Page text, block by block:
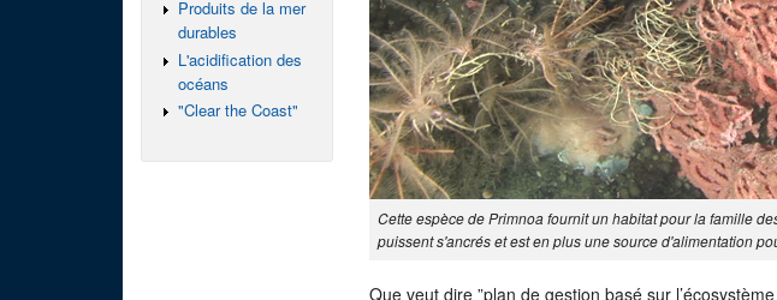
Cette espèce de Primnoa fournit un habitat pour la famille
puissent s'ancrés et est en plus une source d'alimentation
Que veut dire ”plan de gestion basé sur
Produits de la mer
durables
L'acidification des
océans
"Clear the Coast"